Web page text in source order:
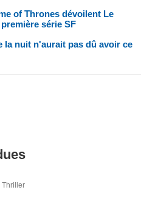
of Thrones dévoilent Le
série SF
la nuit n'aurait pas dû avoir ce
Thriller